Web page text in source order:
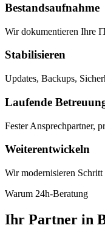
Bestandsaufnahme
Wir dokumentieren Ihre
Stabilisieren
Updates, Backups,
Laufende
Fester Ansprechpartner,
Weiterentwickeln
Wir modernisieren
Warum 24h-Beratung
Ihr Partner in